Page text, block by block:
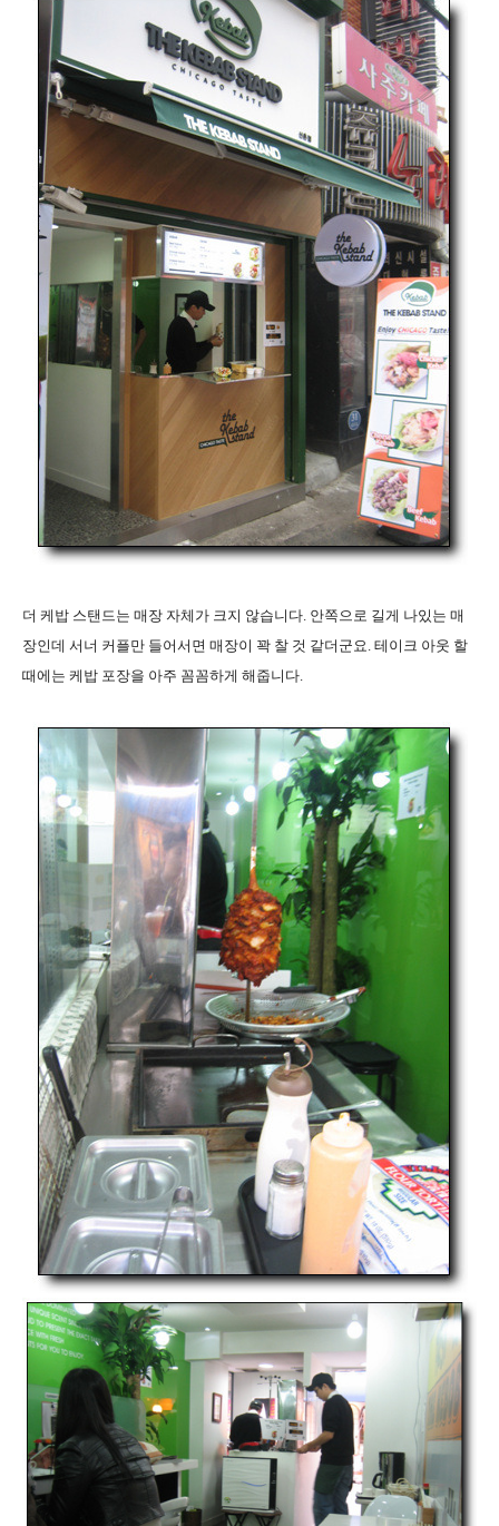
더 케밥 스탠드는 매장 자체가 크지 않습니다. 안쪽으로 길게 나있는 매
장인데 서너 커플만 들어서면 매장이 꽉 찰 것 같더군요. 테이크 아웃 할
때에는 케밥 포장을 아주 꼼꼼하게 해줍니다.